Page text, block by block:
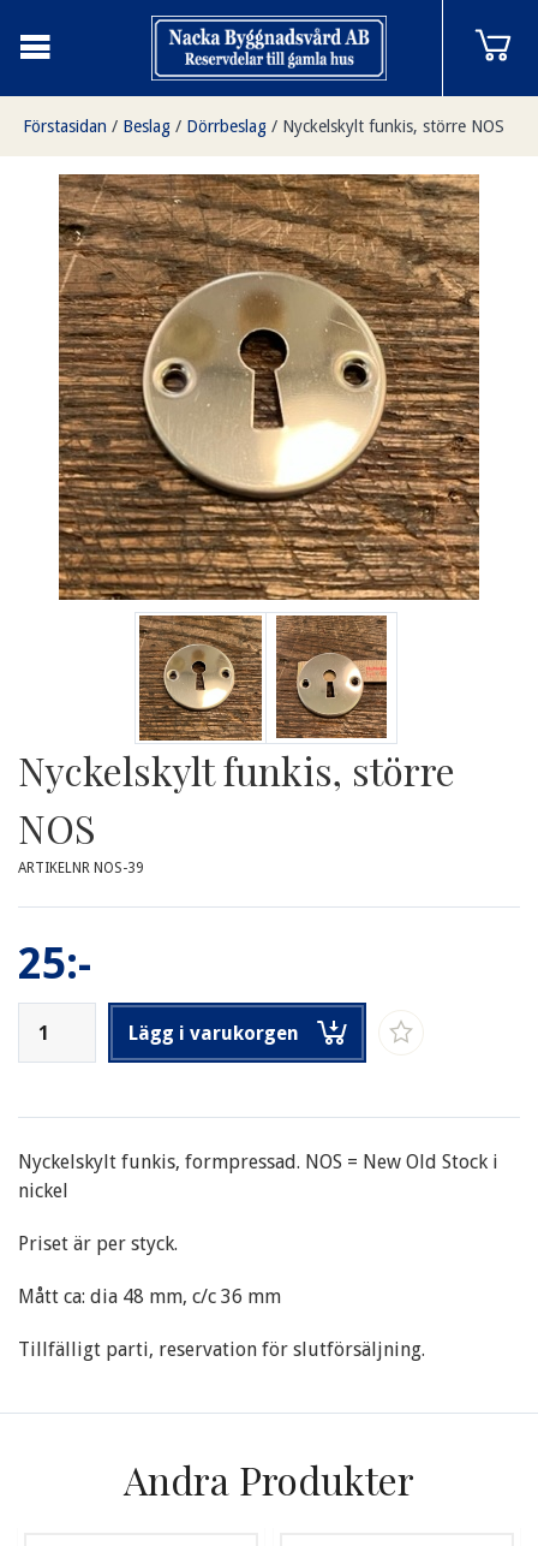
Förstasidan / Beslag / Dörrbeslag / Nyckelskylt funkis, större NOS
Nyckelskylt funkis, större
NOS
ARTIKELNR NOS-39
25:-
Lägg i varukorgen
Nyckelskylt funkis, formpressad. NOS = New Old Stock i
nickel
Priset är per styck.
Mått ca: dia 48 mm, c/c 36 mm
Tillfälligt parti, reservation för slutförsäljning.
Andra Produkter